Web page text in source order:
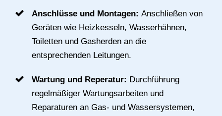
Anschlüsse und Montagen: Anschließen von
Geräten wie Heizkesseln, Wasserhähnen,
Toiletten und Gasherden an die
entsprechenden Leitungen.
Wartung und Reperatur: Durchführung
regelmäßiger Wartungsarbeiten und
Reparaturen an Gas- und Wassersystemen,